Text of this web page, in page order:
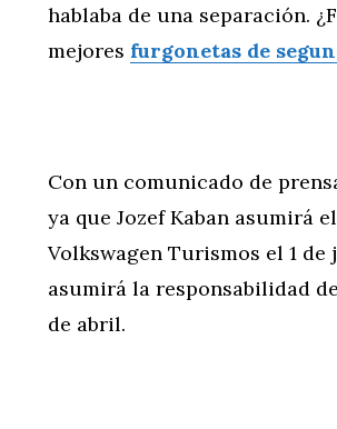
hablaba de una separación.
mejores furgonetas de
Con un comunicado de
ya que Jozef Kaban asumirá
Volkswagen Turismos el 1
asumirá la responsabilidad
de abril.